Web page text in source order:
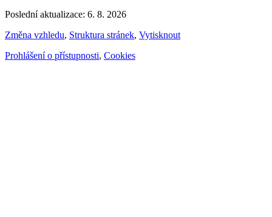
Poslední aktualizace: 6. 8. 2026
Změna vzhledu, Struktura stránek, Vytisknout
Prohlášení o přístupnosti, Cookies